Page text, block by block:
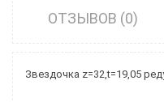
ОТЗЫВОВ (0)
Звездочка z=32,t=19,05